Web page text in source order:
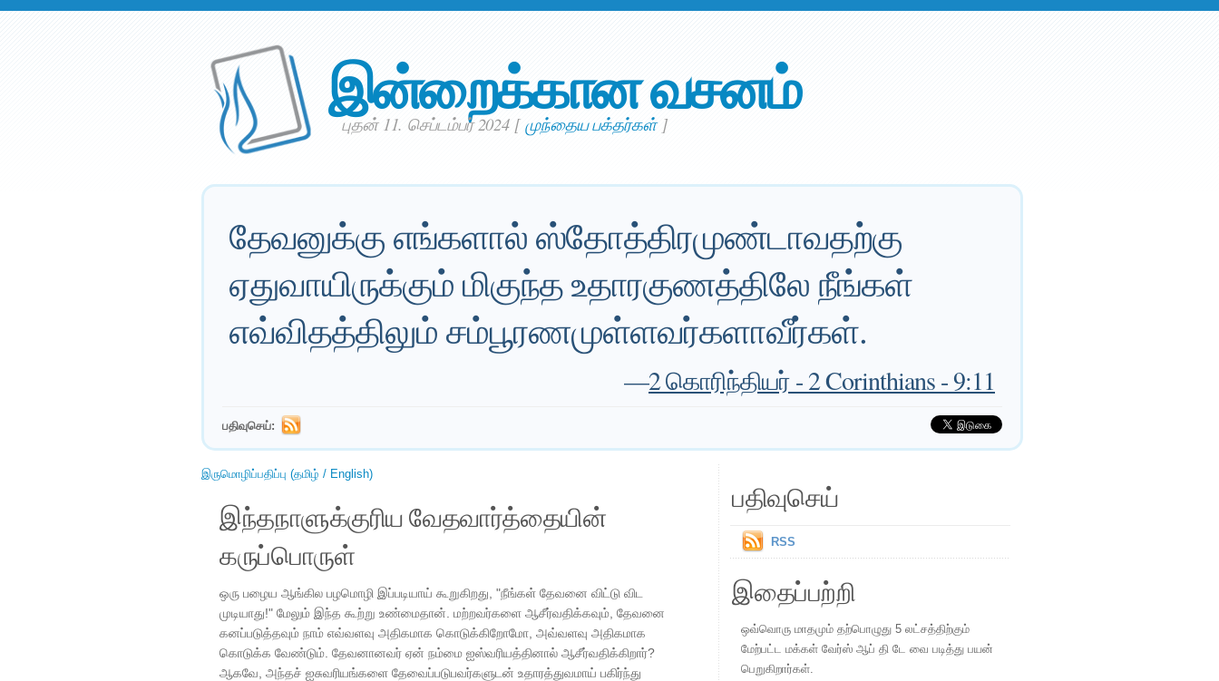
இன்றைக்கான வசனம்
புதன் 11. செப்டம்பர் 2024 [ முந்தைய பக்தர்கள்]
தேவனுக்கு எங்களால் ஸ்தோத்திரமுண்டாவதற்கு
ஏதுவாயிருக்கும் மிகுந்த உதாரகுணத்திலே நீங்கள்
எவ்விதத்திலும் சம்பூரணமுள்ளவர்களாவீர்கள்.
—2 கொரிந்தியர் - 2 Corinthians - 9:11
பதிவுசெய்:
இருமொழிப்பதிப்பு (தமிழ் / English)
இந்தநாளுக்குரிய வேதவார்த்தையின்
கருப்பொருள்
ஒரு பழைய ஆங்கில பழமொழி இப்படியாய் கூறுகிறது, "நீங்கள் தேவனை விட்டு விட
முடியாது!" மேலும் இந்த கூற்று உண்மைதான். மற்றவர்களை ஆசீர்வதிக்கவும், தேவனை
கனப்படுத்தவும் நாம் எவ்வளவு அதிகமாக கொடுக்கிறோமோ, அவ்வளவு அதிகமாக
கொடுக்க வேண்டும். தேவனானவர் ஏன் நம்மை ஐஸ்வரியத்தினால் ஆசீர்வதிக்கிறார்?
ஆகவே, அந்தச் ஐசுவரியங்களை தேவைப்படுபவர்களுடன் உதாரத்துவமாய் பகிர்ந்து
பதிவுசெய்
RSS
இதைப்பற்றி
ஒவ்வொரு மாதமும் தற்பொழுது 5 லட்சத்திற்கும்
மேற்பட்ட மக்கள் வேர்ஸ் ஆப் தி டே வை படித்து பயன்
பெறுகிறார்கள்.